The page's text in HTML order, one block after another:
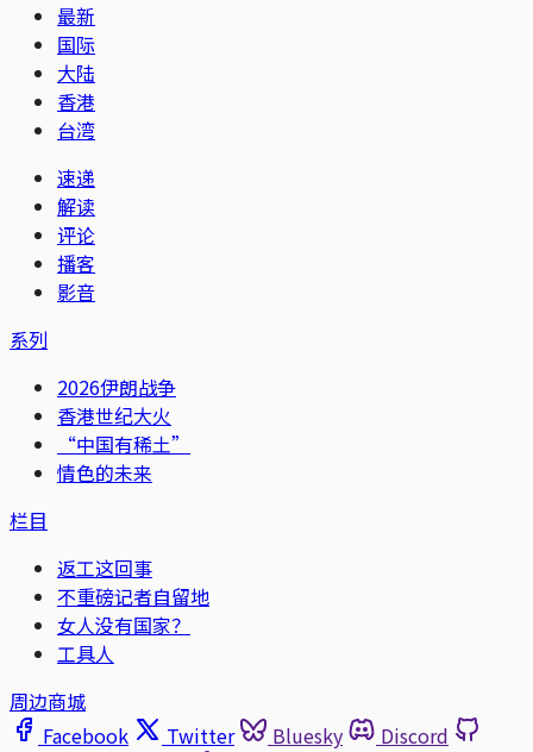
最新
国际
大陆
香港
台湾
速递
解读
评论
播客
影音
系列
2026伊朗战争
香港世纪大火
“中国有稀土”
情色的未来
栏目
返工这回事
不重磅记者自留地
女人没有国家？
工具人
周边商城
Facebook
Twitter Bluesky
Discord